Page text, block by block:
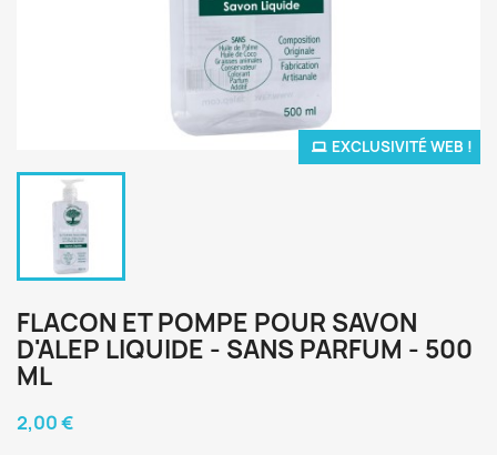
EXCLUSIVITÉ WEB !
FLACON ET POMPE POUR SAVON
D'ALEP LIQUIDE - SANS PARFUM - 500
ML
2,00 €